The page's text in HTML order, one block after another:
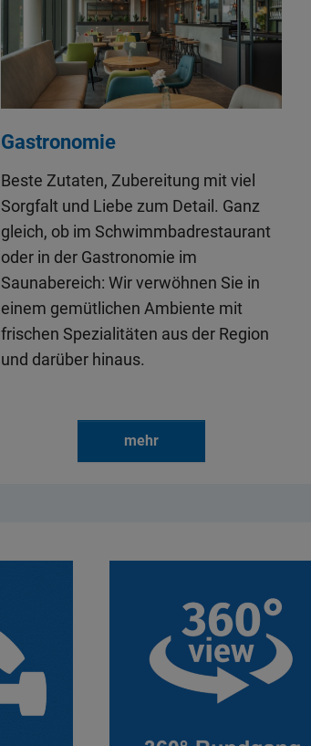
Gastronomie
Beste Zutaten, Zubereitung mit viel
Sorgfalt und Liebe zum Detail. Ganz
gleich, ob im Schwimmbadrestaurant
oder in der Gastronomie im
Saunabereich: Wir verwöhnen Sie in
einem gemütlichen Ambiente mit
frischen Spezialitäten aus der Region
und darüber hinaus.
mehr